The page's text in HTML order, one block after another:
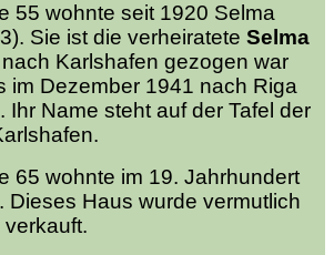
55 wohnte seit 1920 Selma
Sie ist die verheiratete Selma
Karlshafen gezogen war
im Dezember 1941 nach Riga
Ihr Name steht auf der Tafel der
65 wohnte im 19. Jahrhundert
Dieses Haus wurde vermutlich